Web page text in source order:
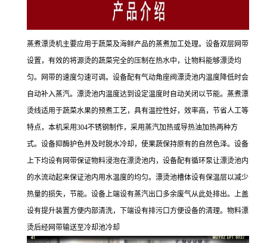
蒸煮漂烫机主要应用于蔬菜及海鲜产品的蒸煮加工处理。设备双层网带
设置，有效的将源烫的蔬菜完全的压制在热水中，让物料能够漂烫均
匀。网带的速度匀速可调。设备配有气动角座阀漂烫池内温度降低时会
自动补入蒸汽。漂烫池内温度达到设定温度时自动关闭以节能。蒸煮漂
烫线适用于蔬菜水果的预煮工艺，具有温控性好，效率高，节省人工等
特点，本机采用304不锈钢制作，采用蒸汽加热或导热油加热两种方
式。设备抑酶护色并及时脱水冷却，使果蔬保持原有的自然色泽。设备
上下均设有网带保证物料浸泡在漂烫池内，设备配有循环泵让漂烫池内
的水流动起来保证池内用水温度的均匀。漂烫池槽体设有保温层以减少
热量的损失，节能。设备上端设有蒸汽出口多余废气从此处排出。上盖
设有提升装置方便内部清洗，下端设有排污口方便设备的清理。物料漂
烫后经网带输送至冷却池冷却